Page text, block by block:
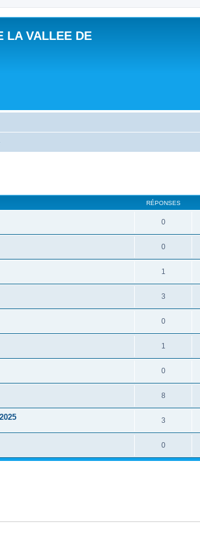
LA VALLEE DE
RÉPONSES
0
0
1
3
0
1
0
8
3
0